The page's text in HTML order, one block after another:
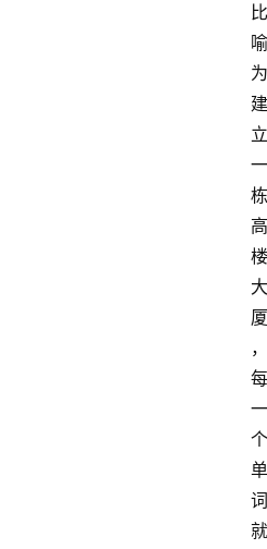
比
喻
为
建
立
一
栋
高
楼
大
厦
，
每
一
个
单
词
就